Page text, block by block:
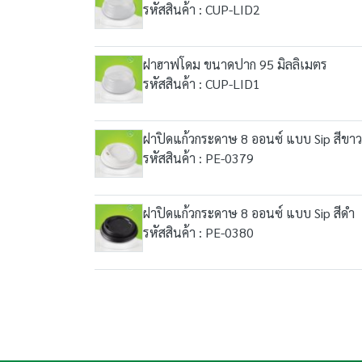
รหัสสินค้า : CUP-LID2
ฝาฮาฟโดม ขนาดปาก 95 มิลลิเมตร
รหัสสินค้า : CUP-LID1
ฝาปิดแก้วกระดาษ 8 ออนซ์ แบบ Sip สีขาว
รหัสสินค้า : PE-0379
ฝาปิดแก้วกระดาษ 8 ออนซ์ แบบ Sip สีดำ
รหัสสินค้า : PE-0380